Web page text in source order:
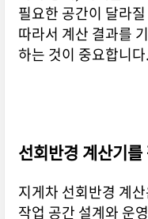
필요한 공간이 달라
따라서 계산 결과를
하는 것이 중요합니다.
선회반경 계산기
지게차 선회반경 계
작업 공간 설계와 운